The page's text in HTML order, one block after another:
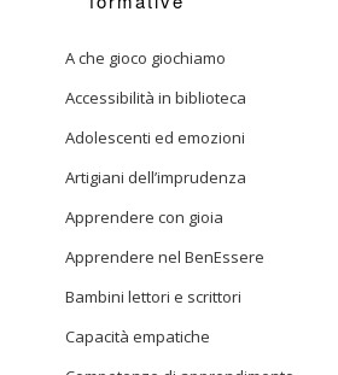
A che gioco giochiamo
Accessibilità in biblioteca
Adolescenti ed emozioni
Artigiani dell’imprudenza
Apprendere con gioia
Apprendere nel BenEssere
Bambini lettori e scrittori
Capacità empatiche